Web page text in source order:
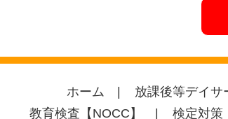
ホーム 放課後等デイサ
教育検査【NOCC】
検定対策